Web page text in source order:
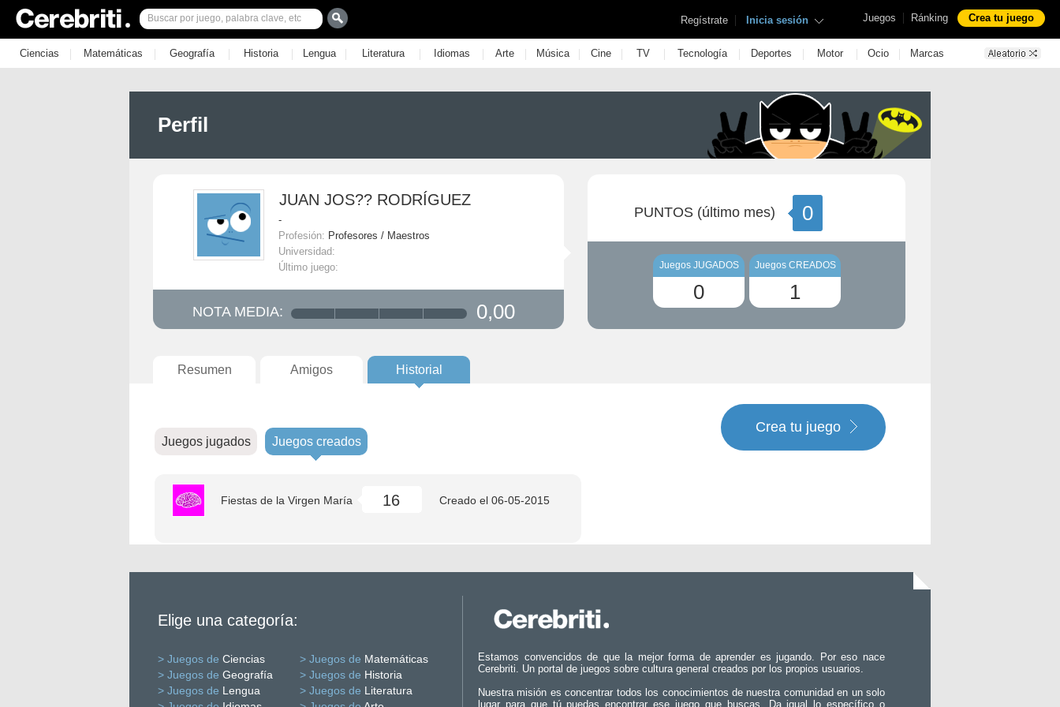
Juegos | Ránking Crea tu juego
Regístrate | Inicia sesión
Ciencias | Matemáticas | Geografía | Historia | Lengua | Literatura | Idiomas | Arte | Música | Cine | TV | Tecnología | Deportes | Motor | Ocio | Marcas
Perfil
JUAN JOS?? RODRÍGUEZ
-
Profesión: Profesores / Maestros
Universidad:
Último juego:
NOTA MEDIA: 0,00
PUNTOS (último mes) 0
Juegos JUGADOS
0
Juegos CREADOS
1
Resumen Amigos Historial
Juegos jugados Juegos creados
Crea tu juego
Fiestas de la Virgen María 16 Creado el 06-05-2015
Elige una categoría:
> Juegos de Ciencias > Juegos de Matemáticas
> Juegos de Geografía > Juegos de Historia
> Juegos de Lengua > Juegos de Literatura
Estamos convencidos de que la mejor forma de aprender es jugando. Por eso nace
Cerebriti. Un portal de juegos sobre cultura general creados por los propios usuarios.
Nuestra misión es concentrar todos los conocimientos de nuestra comunidad en un solo
lugar para que tú puedas encontrar ese juego que buscas. Da igual lo específico o